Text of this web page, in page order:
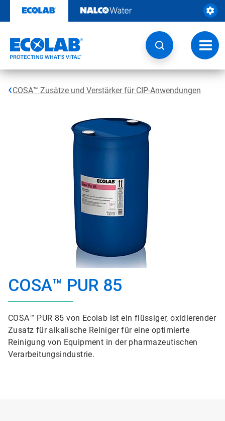
Inhalt
COSA™ Zusätze und Verstärker für CIP-Anwendungen
COSA™ PUR 85
COSA™ PUR 85 von Ecolab ist ein flüssiger, oxidierender
Zusatz für alkalische Reiniger für eine optimierte
Reinigung von Equipment in der pharmazeutischen
Verarbeitungsindustrie.